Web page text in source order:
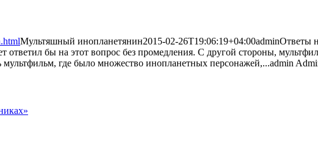
Мультяшный инопланетянин2015-02-26T19:06:19+04:00adminОтветы
бы на этот вопрос без промедления. С другой стороны,
где было множество инопланетных персонажей,...admin